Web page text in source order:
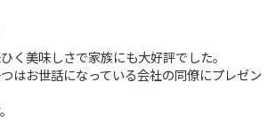
く美味しさで家族にも大好評でした。
はお世話になっている会社の同僚にプレゼン